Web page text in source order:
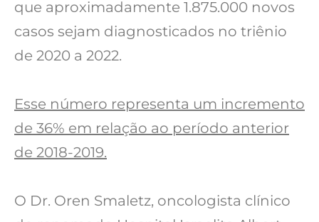
que aproximadamente 1.875.000 novos
casos sejam diagnosticados no triênio
de 2020 a 2022.
Esse número representa um incremento
de 36% em relação ao período anterior
de 2018-2019.
O Dr. Oren Smaletz, oncologista clínico